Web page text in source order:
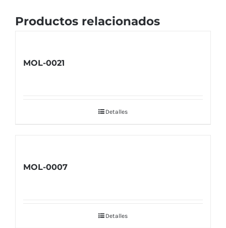
Productos relacionados
MOL-0021
Detalles
MOL-0007
Detalles